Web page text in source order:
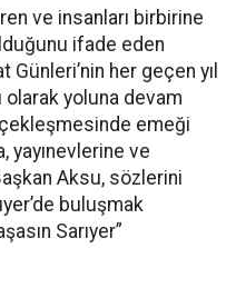
ve insanları birbirine
ifade eden
Günleri’nin her geçen yıl
yoluna devam
emeği
yayınevlerine ve
Aksu, sözlerini
buluşmak
Sarıyer”